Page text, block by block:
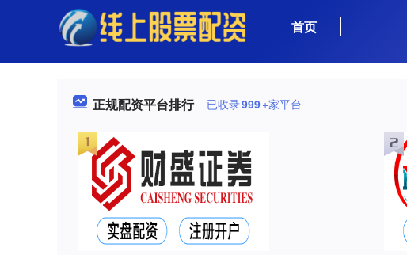
首页
正规配资平台排行 已收录999+家平台